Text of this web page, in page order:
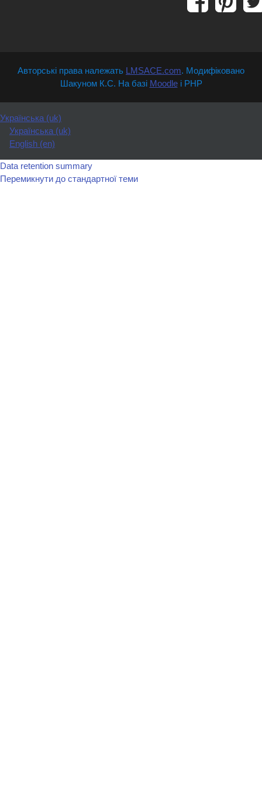
Авторські права належать LMSACE.com. Модифіковано
Шакуном К.С. На базі Moodleі PHP
Українська ‎(uk)‎
Українська ‎(uk)‎
English ‎(en)‎
Data retention summary
Перемикнути до стандартної теми